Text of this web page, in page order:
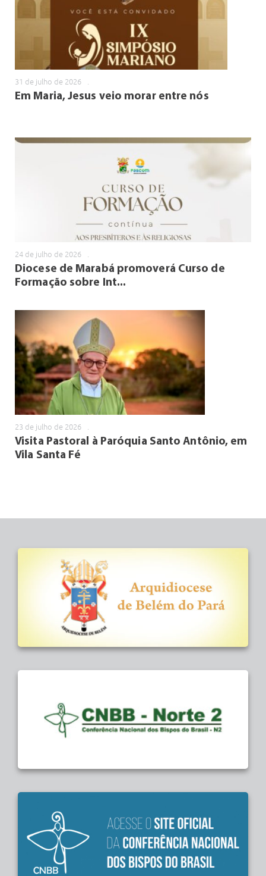
31 de julho de 2026
Em Maria, Jesus veio morar entre nós
24 de julho de 2026
Diocese de Marabá promoverá Curso de
Formação sobre Int...
23 de julho de 2026
Visita Pastoral à Paróquia Santo Antônio, em
Vila Santa Fé